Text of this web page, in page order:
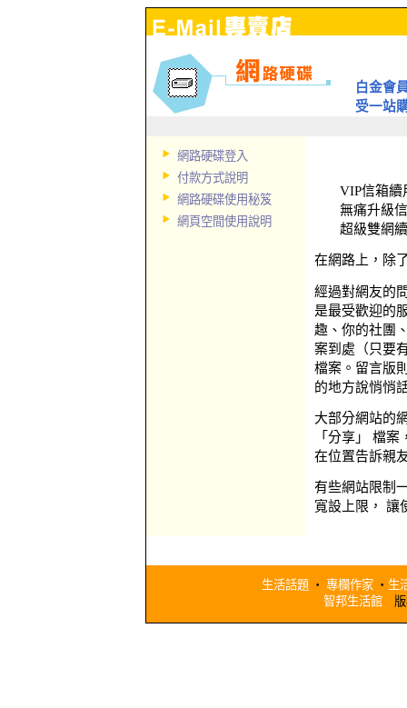
白金會
受一站
網路硬碟登入
付款方式說明
網路硬碟使用秘笈
網頁空間使用說明
VIP信箱續
無痛升級信
超級雙網續
在網路上，除
經過對網友的
是最受歡迎的
趣、你的社團
案到處（只要
檔案。留言版
的地方說悄悄
大部分網站的
「分享」 檔
在位置告訴親
有些網站限制
寬設上限， 讓
生活話題 ‧ 專欄作家 ‧ 生
智邦生活館版